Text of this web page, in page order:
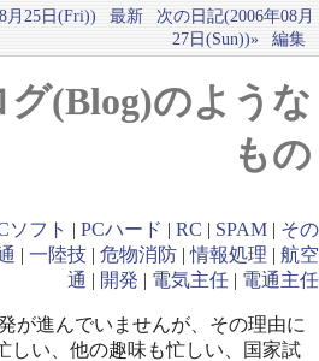
月25日(Fri)) 最新
次の日記(2006年08月
27日(Sun))»
編集
グ(Blog)のような
もの
ソフト | PCハード | RC | SPAM | その
| 一陸技 | 危物消防 |情報処理 | 航空
通 | 開発 | 電気主任 | 電通主任
が進んでいませんが、その理由に
しい、他の趣味も忙しい、国家試